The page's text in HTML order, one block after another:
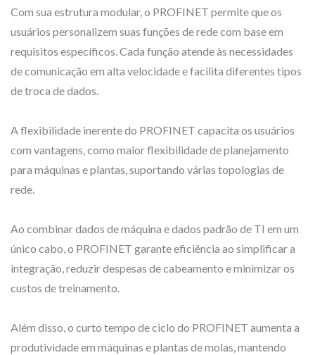
Com sua estrutura modular, o PROFINET permite que os
usuários personalizem suas funções de rede com base em
requisitos específicos. Cada função atende às necessidades
de comunicação em alta velocidade e facilita diferentes tipos
de troca de dados.
A flexibilidade inerente do PROFINET capacita os usuários
com vantagens, como maior flexibilidade de planejamento
para máquinas e plantas, suportando várias topologias de
rede.
Ao combinar dados de máquina e dados padrão de TI em um
único cabo, o PROFINET garante eficiência ao simplificar a
integração, reduzir despesas de cabeamento e minimizar os
custos de treinamento.
Além disso, o curto tempo de ciclo do PROFINET aumenta a
produtividade em máquinas e plantas de molas, mantendo